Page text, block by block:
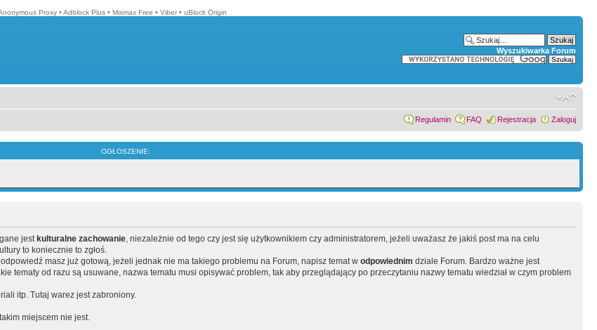
Proxy • Adblock Plus • Mixmax Free • Viber • uBlock Origin
Wyszukiwarka Forum
Regulamin FAQ Rejestracja Zaloguj
OGŁOSZENIE:
jest kulturalne zachowanie, niezależnie od tego czy jest się użytkownikiem czy administratorem, jeżeli uważasz że jakiś post ma na celu
to koniecznie to zgłoś.
masz już gotową, jeżeli jednak nie ma takiego problemu na Forum, napisz temat w odpowiednim dziale Forum. Bardzo ważne jest
tematy od razu są usuwane, nazwa tematu musi opisywać problem, tak aby przeglądający po przeczytaniu nazwy tematu wiedział w czym problem
itp. Tutaj warez jest zabroniony.
miejscem nie jest.